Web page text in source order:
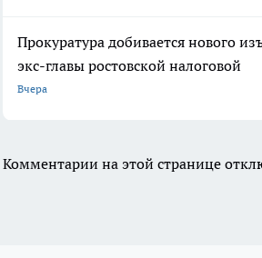
Прокуратура добивается нового
экс-главы ростовской налоговой
Вчера
Комментарии на этой странице